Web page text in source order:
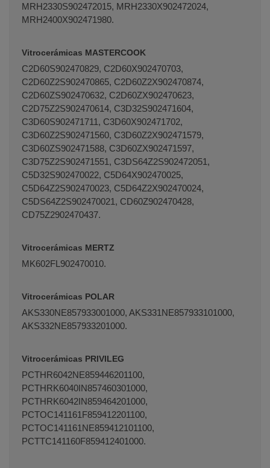
MRH2330S902472015, MRH2330X902472024,
MRH2400X902471980.
Vitrocerámicas MASTERCOOK
C2D60S902470829, C2D60X902470703,
C2D60Z2S902470865, C2D60Z2X902470874,
C2D60ZS902470632, C2D60ZX902470623,
C2D75Z2S902470614, C3D32S902471604,
C3D60S902471711, C3D60X902471702,
C3D60Z2S902471560, C3D60Z2X902471579,
C3D60ZS902471588, C3D60ZX902471597,
C3D75Z2S902471551, C3DS64Z2S902472051,
C5D32S902470022, C5D64X902470025,
C5D64Z2S902470023, C5D64Z2X902470024,
C5DS64Z2S902470021, CD60Z902470428,
CD75Z2902470437.
Vitrocerámicas MERTZ
MK602FL902470010.
Vitrocerámicas POLAR
AKS330NE857933001000, AKS331NE857933101000,
AKS332NE857933201000.
Vitrocerámicas PRIVILEG
PCTHR6042NE859446201100,
PCTHRK6040IN857460301000,
PCTHRK6042IN859464201000,
PCTOC141161F859412201100,
PCTOC141161NE859412101100,
PCTTC141160F859412401000.